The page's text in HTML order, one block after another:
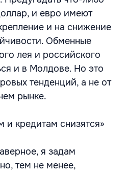
и евро имеют
и на снижение
Обменные
лея и российского
и в Молдове. Но это
тенденций, а не от
рынке.
и кредитам снизятся»
я задам
тем не менее,